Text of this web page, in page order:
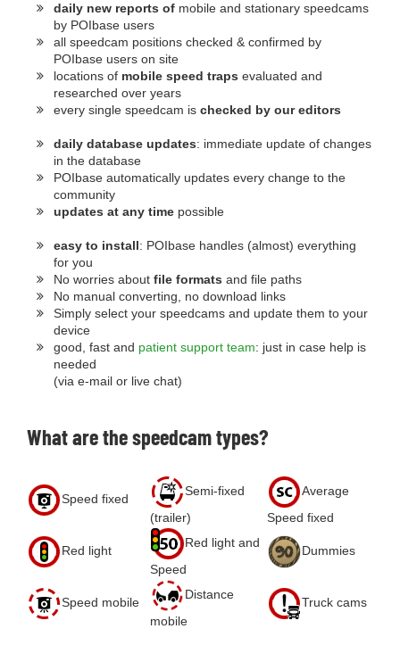
daily new reports of mobile and stationary speedcams
by POIbase users
all speedcam positions checked & confirmed by
POIbase users on site
locations of mobile speed traps evaluated and
researched over years
every single speedcam is checked by our editors
daily database updates: immediate update of changes
in the database
POIbase automatically updates every change to the
community
updates at any time possible
easy to install: POIbase handles (almost) everything
for you
No worries about file formats and file paths
No manual converting, no download links
Simply select your speedcams and update them to your
device
good, fast and patient support team: just in case help is
needed
(via e-mail or live chat)
What are the speedcam types?
Speed fixed
Semi-fixed
(trailer)
Average
Speed fixed
Red light
Red light and
Speed
Dummies
Speed mobile
Distance
mobile
Truck cams